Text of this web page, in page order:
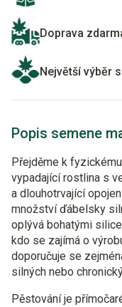
Doprava
Největší výběr
Popis semene
Přejděme k
vypadající rostlina s
a dlouhotrvající
množství ďábelsky
oplývá bohatými
kdo se zajímá o
doporučuje se
silných nebo
Pěstování je